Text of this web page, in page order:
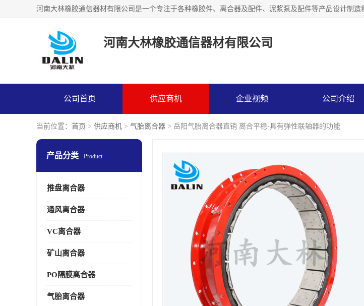
河南大林橡胶通信器材有限公司
公司首页 供应商机 企业视频 公司介绍
当前位置： 首页 > 供应商机 > 气胎离合器 > 岳阳气胎离合器直销 离合平稳-具有弹性联轴器的功能
产品分类 Product
推盘离合器
通风离合器
VC离合器
矿山离合器
PO隔膜离合器
气胎离合器